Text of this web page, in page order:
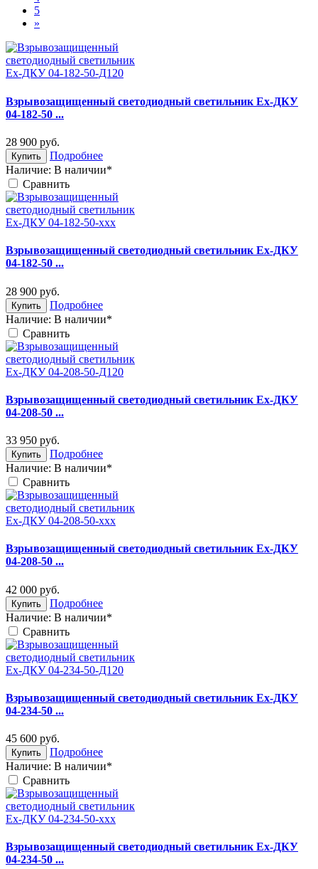
5
»
Взрывозащищенный светодиодный светильник Ex-ДКУ
04-182-50 ...
28 900 руб.
Купить
Подробнее
Наличие: В наличии*
Cравнить
Взрывозащищенный светодиодный светильник Ex-ДКУ
04-182-50 ...
28 900 руб.
Купить
Подробнее
Наличие: В наличии*
Cравнить
Взрывозащищенный светодиодный светильник Ex-ДКУ
04-208-50 ...
33 950 руб.
Купить
Подробнее
Наличие: В наличии*
Cравнить
Взрывозащищенный светодиодный светильник Ex-ДКУ
04-208-50 ...
42 000 руб.
Купить
Подробнее
Наличие: В наличии*
Cравнить
Взрывозащищенный светодиодный светильник Ex-ДКУ
04-234-50 ...
45 600 руб.
Купить
Подробнее
Наличие: В наличии*
Cравнить
Взрывозащищенный светодиодный светильник Ex-ДКУ
04-234-50 ...